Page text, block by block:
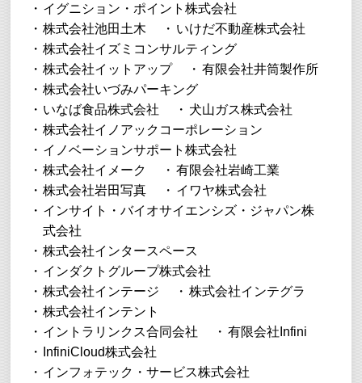
イグニション・ポイント株式会社
株式会社池田土木
いけだ不動産株式会社
株式会社イズミコンサルティング
株式会社イットアップ
有限会社井筒製作所
株式会社いづみパーキング
いなば食品株式会社
犬山ガス株式会社
株式会社イノアックコーポレーション
イノベーションサポート株式会社
株式会社イメーク
有限会社岩崎工業
株式会社岩田写真
イワヤ株式会社
インサイト・バイオサイエンシズ・ジャパン株
式会社
株式会社インタースペース
インダクトグループ株式会社
株式会社インテージ
株式会社インテグラ
株式会社インテント
イントラリンクス合同会社
有限会社Infini
InfiniCloud株式会社
インフォテック・サービス株式会社